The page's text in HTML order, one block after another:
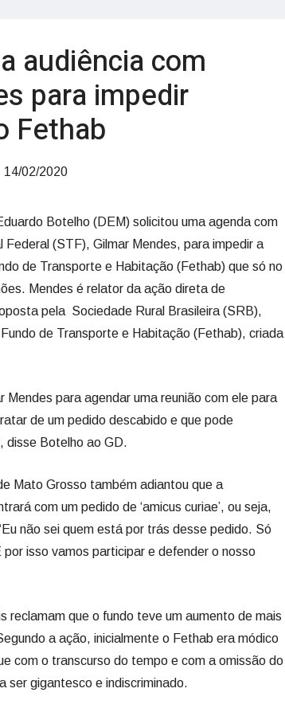
audiência com
para impedir
Fethab
14/02/2020
Botelho (DEM) solicitou uma agenda com
Federal (STF), Gilmar Mendes, para impedir a
de Transporte e Habitação (Fethab) que só no
Mendes é relator da ação direta de
pela Sociedade Rural Brasileira (SRB),
de Transporte e Habitação (Fethab), criada
Mendes para agendar uma reunião com ele para
de um pedido descabido e que pode
disse Botelho ao GD.
Mato Grosso também adiantou que a
com um pedido de ‘amicus curiae’, ou seja,
não sei quem está por trás desse pedido. Só
isso vamos participar e defender o nosso
reclamam que o fundo teve um aumento de mais
a ação, inicialmente o Fethab era módico
com o transcurso do tempo e com a omissão do
ser gigantesco e indiscriminado.